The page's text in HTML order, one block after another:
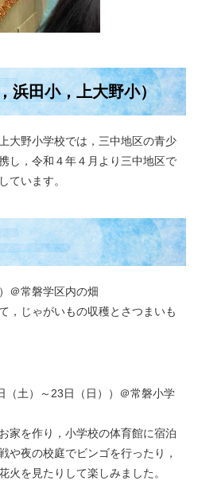
浜田小，上大野小）
大野小学校では，三中地区の青少
し，令和４年４月より三中地区で
ています。
＠常磐学区内の畑​
，じゃがいもの収穫とさつまいも
（土）～23日（日））＠常磐小学
家を作り，小学校の体育館に宿泊
や夜の校庭でビンゴを行ったり，
火を見たりして楽しみました。